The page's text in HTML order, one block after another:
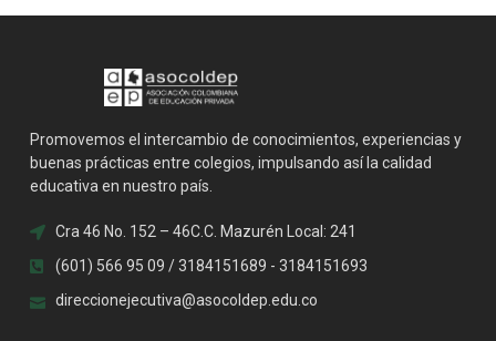
Promovemos el intercambio de conocimientos, experiencias y
buenas prácticas entre colegios, impulsando así la calidad
educativa en nuestro país.
Cra 46 No. 152 – 46C.C. Mazurén Local: 241
(601) 566 95 09 / 3184151689 - 3184151693
direccionejecutiva@asocoldep.edu.co